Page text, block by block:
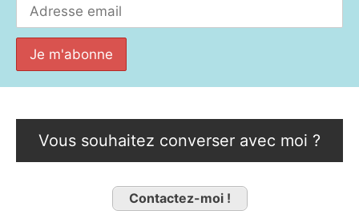
Vous souhaitez converser avec moi ?
Contactez-moi !